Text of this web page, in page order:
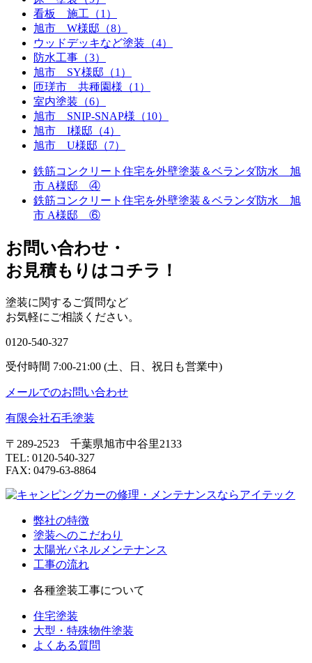
看板 施工（1）
旭市 W様邸（8）
ウッドデッキなど塗装（4）
防水工事（3）
旭市 SY様邸（1）
匝瑳市 共種園様（1）
室内塗装（6）
旭市 SNIP-SNAP様（10）
旭市 I様邸（4）
旭市 U様邸（7）
鉄筋コンクリート住宅を外壁塗装＆ベランダ防水 旭
市 A様邸 ④
鉄筋コンクリート住宅を外壁塗装＆ベランダ防水 旭
市 A様邸 ⑥
お問い合わせ ・
お⾒積もりはコチラ！
塗装に関するご質問など
お気軽にご相談ください。
0120-540-327
受付時間 7:00-21:00 (土、日、祝日も営業中)
メールでのお問い合わせ
有限会社石毛塗装
〒289-2523 千葉県旭市中谷里2133
TEL: 0120-540-327
FAX: 0479-63-8864
弊社の特徴
塗装へのこだわり
太陽光パネルメンテナンス
工事の流れ
各種塗装工事について
住宅塗装
大型・特殊物件塗装
よくある質問